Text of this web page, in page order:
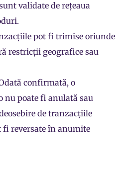
validate de rețeaua
.
pot fi trimise oriunde
restricții geografice sau
confirmată, o
nu poate fi anulată sau
de tranzacțiile
fi reversate în anumite